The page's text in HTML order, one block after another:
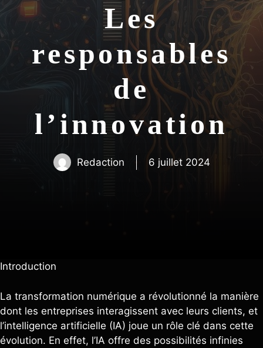
Les
responsables
de
l’innovation
Redaction 6 juillet 2024
Introduction
La transformation numérique a révolutionné la manière
dont les entreprises interagissent avec leurs clients, et
l’intelligence artificielle (IA) joue un rôle clé dans cette
évolution. En effet, l’IA offre des possibilités infinies